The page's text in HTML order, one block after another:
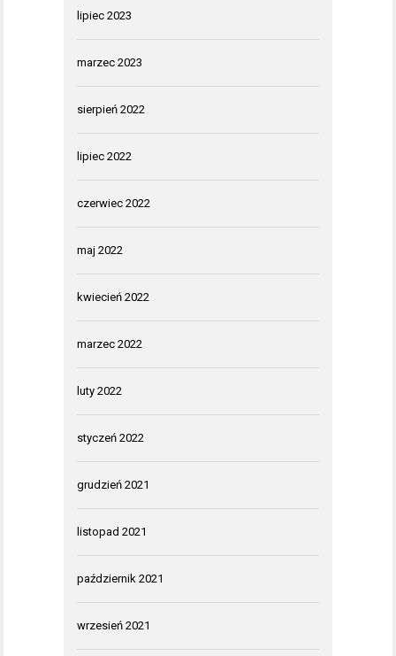
lipiec 2023
marzec 2023
sierpień 2022
lipiec 2022
czerwiec 2022
maj 2022
kwiecień 2022
marzec 2022
luty 2022
styczeń 2022
grudzień 2021
listopad 2021
październik 2021
wrzesień 2021